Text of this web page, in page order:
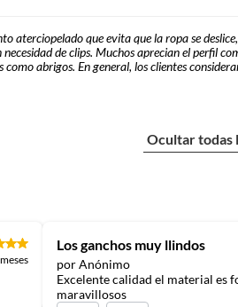
de Ropa de
de ropa, también conocidos como
asegurando que cada prenda tenga
aterciopelado que evita que la ropa se
necesidad de clips. Muchos aprecian el
abrigos. En general, los clientes
Ocultar todas
Los ganchos muy llindos
por Anónimo
Excelente calidad el material es
maravillosos